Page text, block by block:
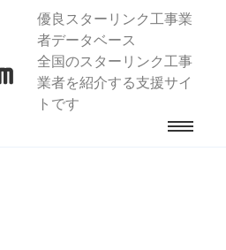
優良スターリンク工事業
者データベース
全国のスターリンク工事
業者を紹介する支援サイ
トです